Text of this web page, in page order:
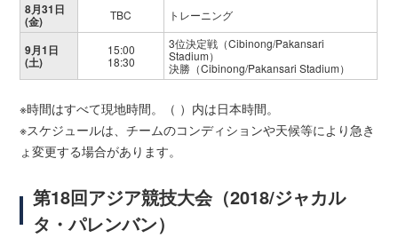
8月31日
(金) TBC トレーニング
9月1日
(土)
15:00
18:30
3位決定戦（Cibinong/Pakansari
Stadium）
決勝（Cibinong/Pakansari Stadium）
※時間はすべて現地時間。（ ）内は日本時間。
※スケジュールは、チームのコンディションや天候等により急き
ょ変更する場合があります。
第18回アジア競技大会（2018/ジャカル
タ・パレンバン）